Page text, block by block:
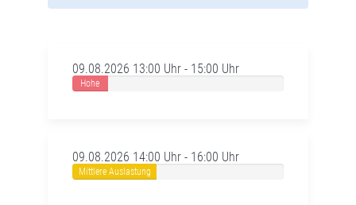
09.08.2026 13:00 Uhr - 15:00 Uhr
Hohe
09.08.2026 14:00 Uhr - 16:00 Uhr
Mittlere Auslastung